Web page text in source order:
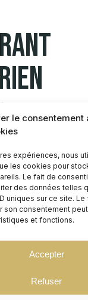
le consentement
expériences, nous
les cookies pour
Le fait de
des données telles
uniques sur ce site. Le
son consentement
et fonctions.
Accepter
Refuser
plats
œufs
soupe...
disponibles sur
est